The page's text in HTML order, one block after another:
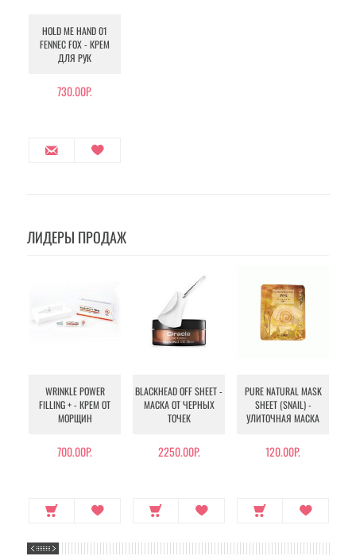
HOLD ME HAND 01
FENNEC FOX - КРЕМ
ДЛЯ РУК
730.00Р.
ЛИДЕРЫ ПРОДАЖ
WRINKLE POWER
FILLING + - КРЕМ ОТ
МОРЩИН
700.00Р.
BLACKHEAD OFF SHEET -
МАСКА ОТ ЧЕРНЫХ
ТОЧЕК
2250.00Р.
PURE NATURAL MASK
SHEET (SNAIL) -
УЛИТОЧНАЯ МАСКА
120.00Р.